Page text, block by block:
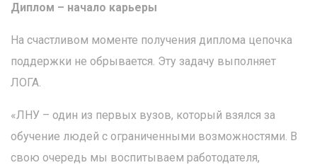
Диплом – начало карьеры
На счастливом моменте получения диплома цепочка
поддержки не обрывается. Эту задачу выполняет
ЛОГА.
«ЛНУ – один из первых вузов, который взялся за
обучение людей с ограниченными возможностями. В
свою очередь мы воспитываем работодателя,